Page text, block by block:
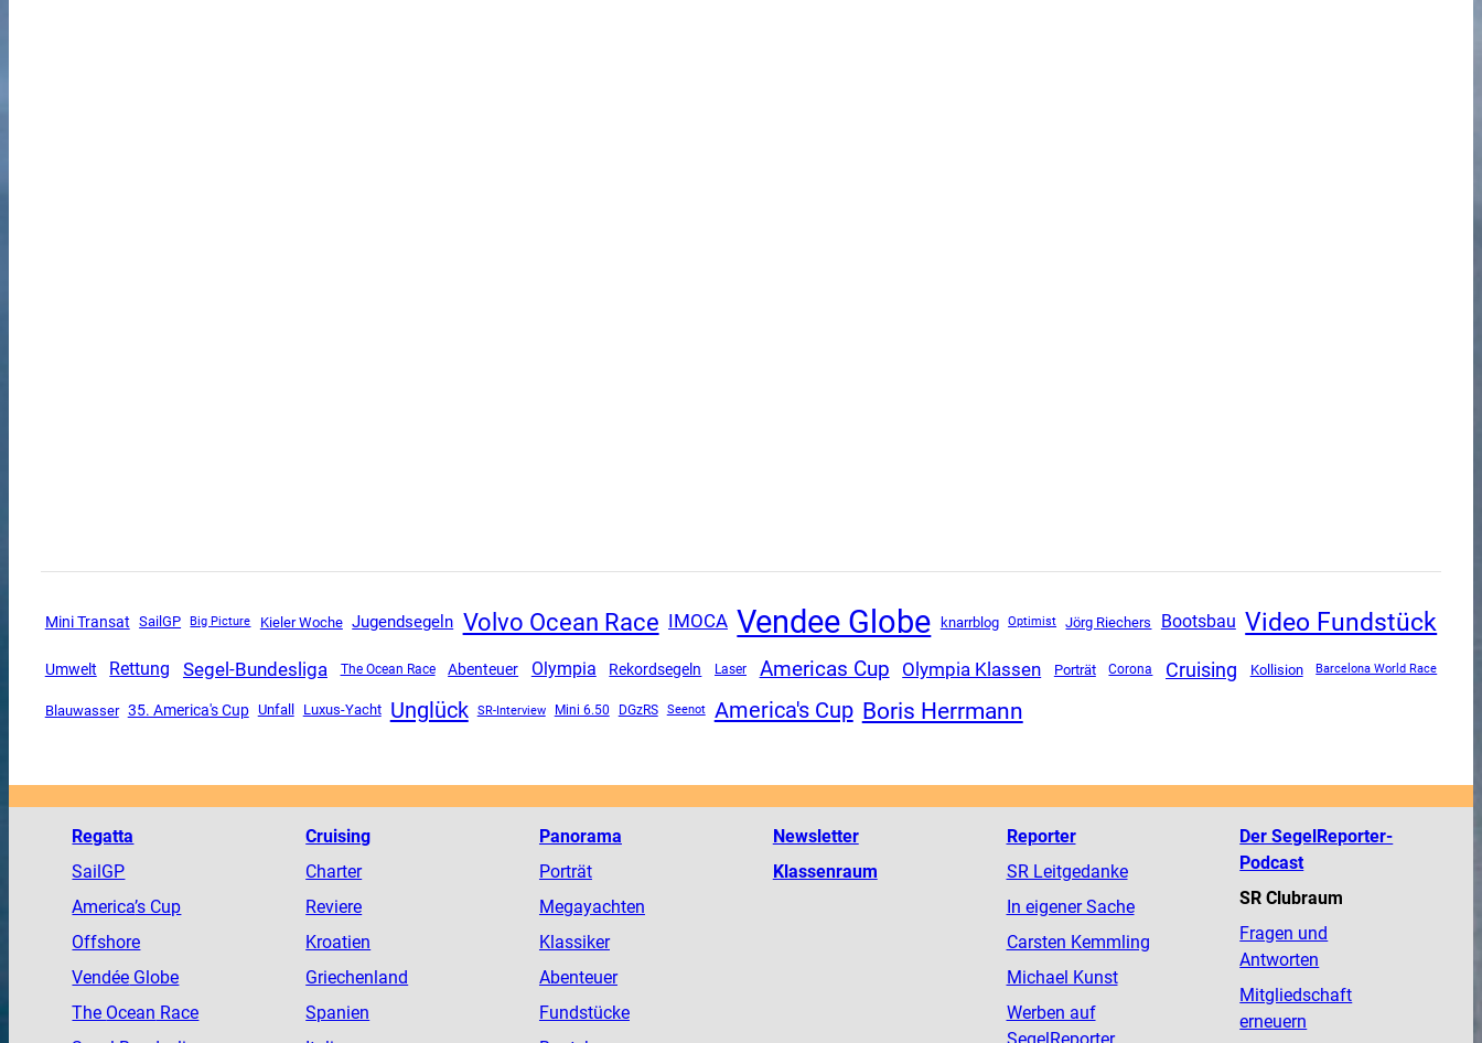
Mini Transat SailGP Big Picture Kieler Woche Jugendsegeln Volvo Ocean Race IMOCA Vendee Globe knarrblog Optimist Jörg Riechers Bootsbau Video Fundstück
Umwelt Rettung Segel-Bundesliga The Ocean Race Abenteuer Olympia Rekordsegeln Laser Americas Cup Olympia Klassen Porträt Corona Cruising Kollision Barcelona World Race
Blauwasser 35. America's Cup Unfall Luxus-Yacht Unglück SR-Interview Mini 6.50 DGzRS Seenot America's Cup Boris Herrmann
Regatta
SailGP
America’s Cup
Offshore
Vendée Globe
The Ocean Race
Cruising
Charter
Reviere
Kroatien
Griechenland
Spanien
Panorama
Porträt
Megayachten
Klassiker
Abenteuer
Fundstücke
Newsletter
Klassenraum
Reporter
SR Leitgedanke
In eigener Sache
Carsten Kemmling
Michael Kunst
Werben auf
Der SegelReporter-
Podcast
SR Clubraum
Fragen und
Antworten
Mitgliedschaft
erneuern